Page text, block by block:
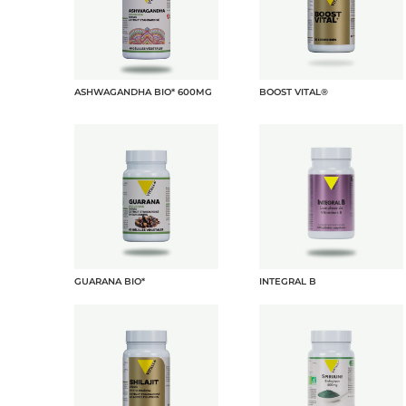
ASHWAGANDHA BIO* 600MG BOOST VITAL®
GUARANA BIO* INTEGRAL B